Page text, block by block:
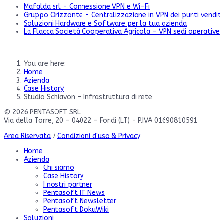
Mafalda srl - Connessione VPN e Wi-Fi
Gruppo Orizzonte - Centralizzazione in VPN dei punti
Soluzioni Hardware e Software per la tua azienda
La Flacca Società Cooperativa Agricola - VPN sedi operative
You are here:
Home
Azienda
Case History
Studio Schiavon - Infrastruttura di rete
© 2026 PENTASOFT SRL
Via della Torre, 20 - 04022 - Fondi (LT) - P.IVA 01690810591
Area Riservata / Condizioni d'uso & Privacy
Home
Azienda
Chi siamo
Case History
I nostri partner
Pentasoft IT News
Pentasoft Newsletter
Pentasoft DokuWiki
Soluzioni